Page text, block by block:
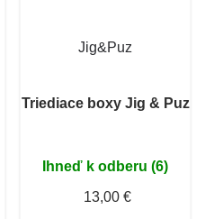
Jig&Puz
Triediace boxy Jig & Puz
Ihneď k odberu (6)
13,00 €